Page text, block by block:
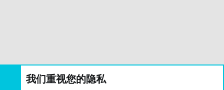
我们重视您的隐私